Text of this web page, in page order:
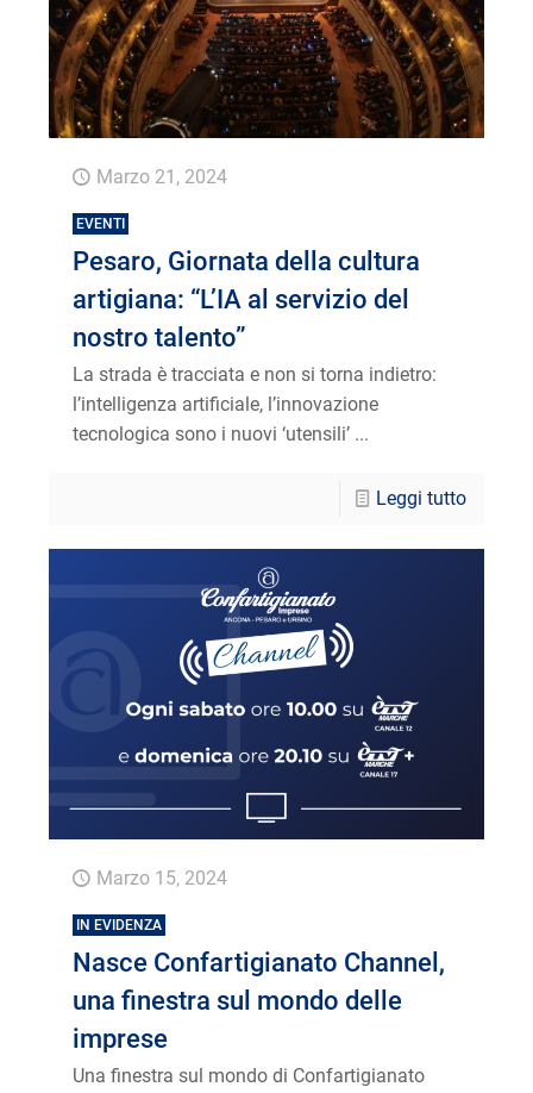
MODA E LAVANDERIA
TRASPORTI
DEMANIALI
EXPORT
Marzo 21, 2024
EVENTI
Pesaro, Giornata della cultura
artigiana: “L’IA al servizio del
nostro talento”
La strada è tracciata e non si torna indietro:
l’intelligenza artificiale, l’innovazione
tecnologica sono i nuovi ‘utensili’ ...
Leggi tutto
Marzo 15, 2024
IN EVIDENZA
Nasce Confartigianato Channel,
una finestra sul mondo delle
imprese
Una finestra sul mondo di Confartigianato